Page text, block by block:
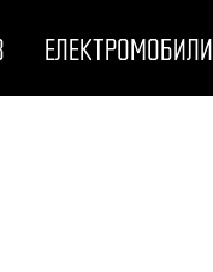
ЕЛЕКТРОМОБИЛИ